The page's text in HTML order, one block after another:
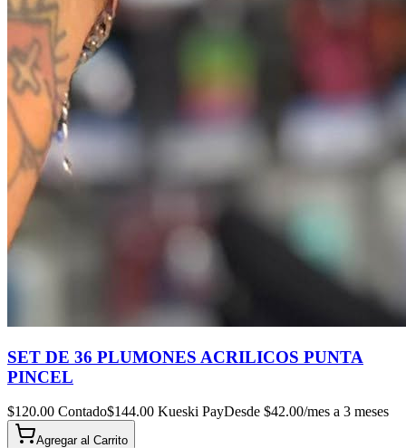
SET DE 36 PLUMONES ACRILICOS PUNTA
PINCEL
$120.00 Contado$144.00 Kueski PayDesde $42.00/mes a 3 meses
Agregar al Carrito